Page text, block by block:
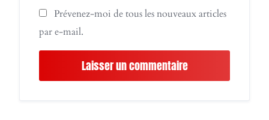
Prévenez-moi de tous les nouveaux articles
par e-mail.